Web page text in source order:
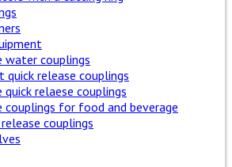
water couplings
release couplings
quick relaese couplings
couplings for food and beverage
couplings